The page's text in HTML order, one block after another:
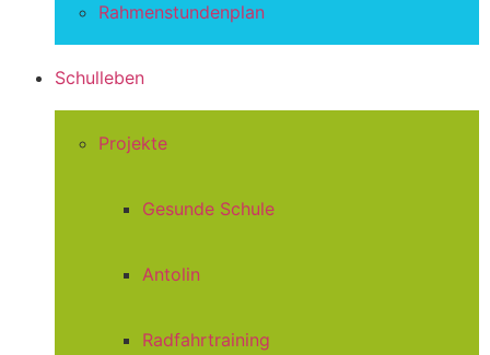
Rahmenstundenplan
Schulleben
Projekte
Gesunde Schule
Antolin
Radfahrtraining